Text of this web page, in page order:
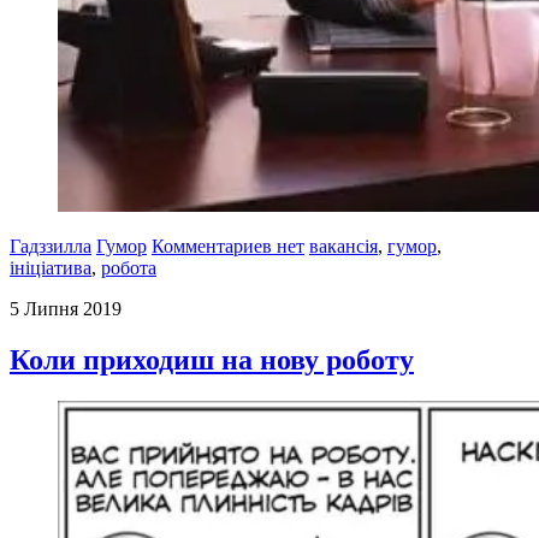
Гадззилла Гумор Комментариев нет вакансія, гумор,
ініціатива, робота
5 Липня 2019
Коли приходиш на нову роботу